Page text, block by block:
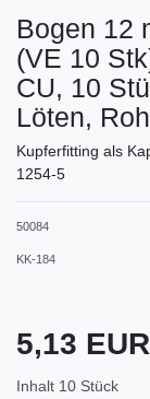
Bogen 12
(VE 10
CU, 10
Löten,
Kupferfitting als
1254-5
50084
KK-184
5,13 EUR
Inhalt 10 Stück